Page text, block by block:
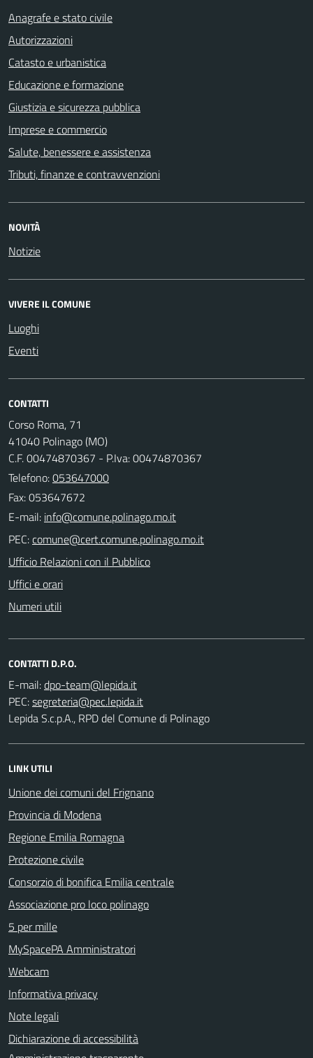
Anagrafe e stato civile
Autorizzazioni
Catasto e urbanistica
Educazione e formazione
Giustizia e sicurezza pubblica
Imprese e commercio
Salute, benessere e assistenza
Tributi, finanze e contravvenzioni
NOVITÀ
Notizie
VIVERE IL COMUNE
Luoghi
Eventi
CONTATTI
Corso Roma, 71
41040 Polinago (MO)
C.F. 00474870367 - P.Iva: 00474870367
Telefono:053647000
Fax: 053647672
E-mail:
PEC:
Ufficio Relazioni con il Pubblico
Uffici e orari
Numeri utili
CONTATTI D.P.O.
E-mail:
PEC:
Lepida S.c.p.A., RPD del Comune di Polinago
LINK UTILI
Unione dei comuni del Frignano
Provincia di Modena
Regione Emilia Romagna
Protezione civile
Consorzio di bonifica Emilia centrale
Associazione pro loco polinago
5 per mille
MySpacePA Amministratori
Webcam
Informativa privacy
Note legali
Dichiarazione di accessibilità